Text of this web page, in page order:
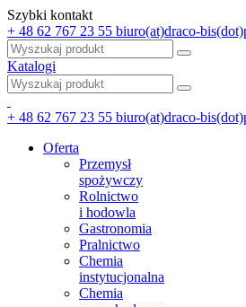
Szybki kontakt
+ 48 62 767 23 55 biuro(at)draco-
Katalogi
+ 48 62 767 23 55 biuro(at)draco-
Oferta
Przemysł
spożywczy
Rolnictwo
i hodowla
Gastronomia
Pralnictwo
Chemia
instytucjonalna
Chemia